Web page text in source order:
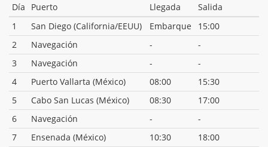
Día Puerto Llegada
Salida
1
San Diego (California/EEUU) Embarque
15:00
2
Navegación -
-
3
Navegación -
-
4
Puerto Vallarta (México) 08:00
15:30
5
Cabo San Lucas (México) 08:30
17:00
6
Navegación -
-
7
Ensenada (México) 10:30
18:00